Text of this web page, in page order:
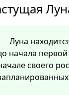
Луна
начала
своего